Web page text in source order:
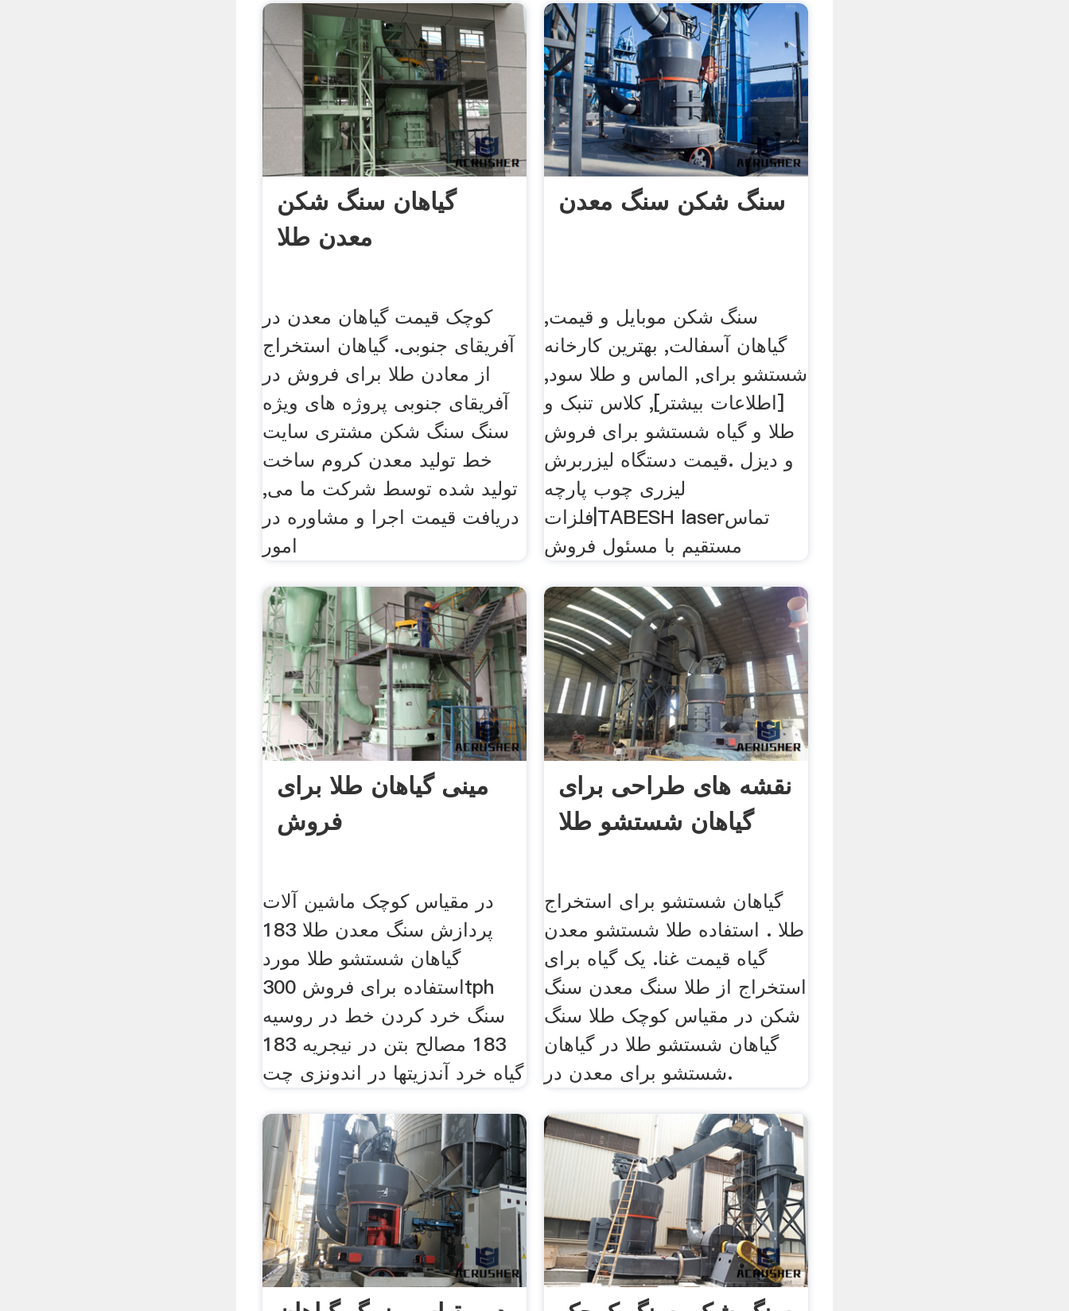
گیاهان سنگ شکن
معدن طلا
کوچک قیمت گیاهان معدن در
آفریقای جنوبی. گیاهان استخراج
از معادن طلا برای فروش در
آفریقای جنوبی پروژه های ویژه
سنگ سنگ شکن مشتری سایت
خط تولید معدن کروم ساخت
تولید شده توسط شرکت ما می,
دریافت قیمت اجرا و مشاوره در
امور
سنگ شکن سنگ معدن
سنگ شکن موبایل و قیمت,
گیاهان آسفالت, بهترین کارخانه
شستشو برای, الماس و طلا سود,
[اطلاعات بیشتر], کلاس تنبک و
طلا و گیاه شستشو برای فروش
و دیزل .قیمت دستگاه لیزربرش
لیزری چوب پارچه
فلزات|TABESH laserتماس
مستقیم با مسئول فروش
مینی گیاهان طلا برای
فروش
در مقیاس کوچک ماشین آلات
پردازش سنگ معدن طلا 183
گیاهان شستشو طلا مورد
استفاده برای فروش 300tph
سنگ خرد کردن خط در روسیه
183 مصالح بتن در نیجریه 183
گیاه خرد آندزيتها در اندونزی چت
نقشه های طراحی برای
گیاهان شستشو طلا
گیاهان شستشو برای استخراج
طلا . استفاده طلا شستشو معدن
گیاه قیمت غنا. یک گیاه برای
استخراج از طلا سنگ معدن سنگ
شکن در مقیاس کوچک طلا سنگ
گیاهان شستشو طلا در گیاهان
شستشو برای معدن در.